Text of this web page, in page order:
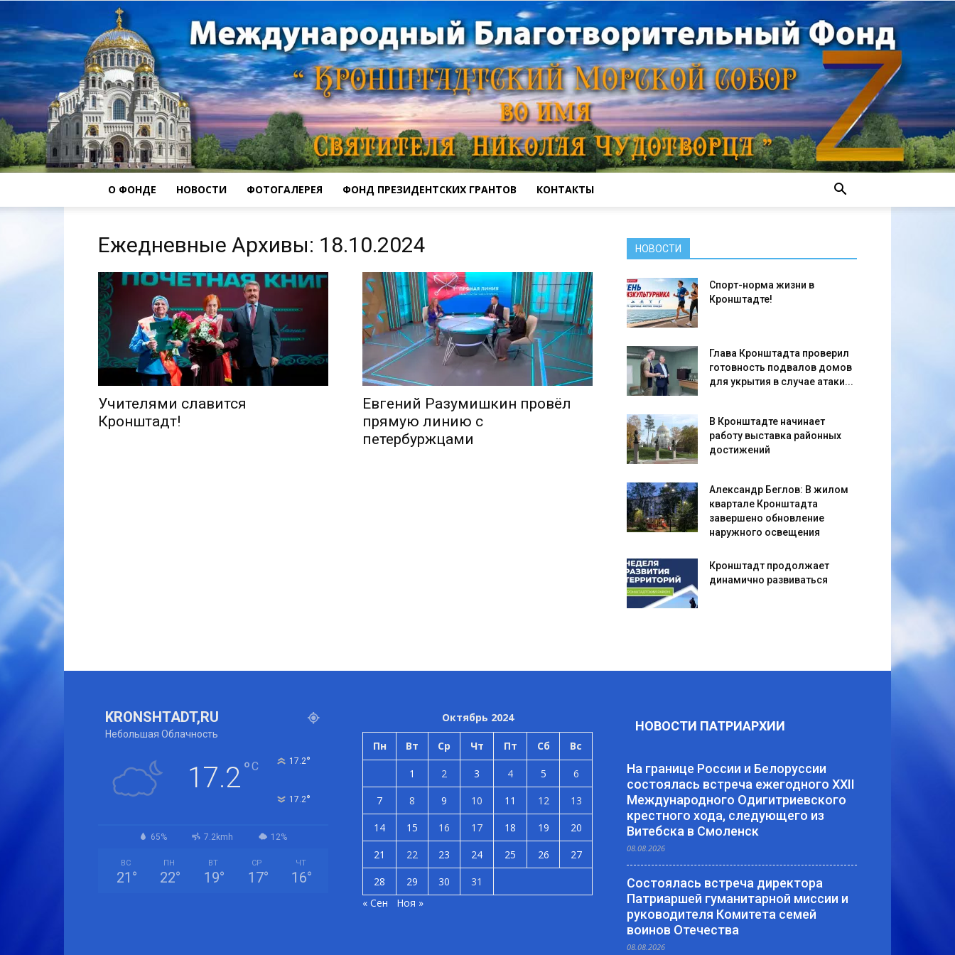
Морской
собор
О ФОНДЕ НОВОСТИ ФОТОГАЛЕРЕЯ ФОНД ПРЕЗИДЕНТСКИХ ГРАНТОВ КОНТАКТЫ
Ежедневные Архивы: 18.10.2024
Учителями славится
Кронштадт!
Евгений Разумишкин провёл
прямую линию с
петербуржцами
НОВОСТИ
Спорт-норма жизни в
Кронштадте!
Глава Кронштадта проверил
готовность подвалов домов
для укрытия в случае атаки...
В Кронштадте начинает
работу выставка районных
достижений
Александр Беглов: В жилом
квартале Кронштадта
завершено обновление
наружного освещения
Кронштадт продолжает
динамично развиваться
KRONSHTADT,RU
Небольшая Облачность
17.2°C 17.2°
17.2°
65% 7.2kmh 12%
ВС
21 °
ПН
22°
ВТ
19°
СР
17°
ЧТ
16°
Октябрь 2024
Пн Вт Ср Чт Пт Сб Вс
1 2 3 4 5
6
7
8 9 10 11 12
13
14
15 16 17 18 19
20
21
22 23 24 25 26
27
28
29 30
31
« Сен
Ноя »
НОВОСТИ ПАТРИАРХИИ
На границе России и Белоруссии
состоялась встреча ежегодного XXII
Международного Одигитриевского
крестного хода, следующего из
Витебска в Смоленск
08.08.2026
Состоялась встреча директора
Патриаршей гуманитарной миссии и
руководителя Комитета семей
воинов Отечества
08.08.2026